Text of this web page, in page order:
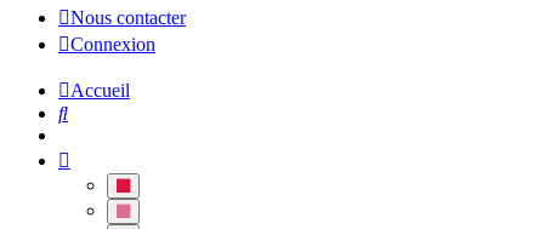
Nous contacter
Connexion
Accueil
Rechercher
Crimson